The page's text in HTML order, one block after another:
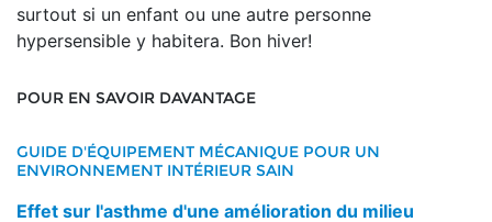
surtout si un enfant ou une autre personne
hypersensible y habitera. Bon hiver!
POUR EN SAVOIR DAVANTAGE
GUIDE D'ÉQUIPEMENT MÉCANIQUE POUR UN
ENVIRONNEMENT INTÉRIEUR SAIN
Effet sur l'asthme d'une amélioration du milieu